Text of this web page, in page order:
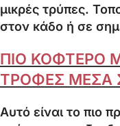
μικρές τρύπες.
στον κάδο ή σε
ΠΙΟ ΚΟΦΤΕΡΟ
ΤΡΟΦΕΣ ΜΕΣΑ
Αυτό είναι το πιο